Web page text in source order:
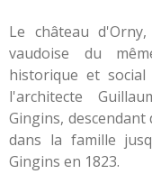
Le château
vaudoise du
historique et
l'architecte
Gingins,
dans la famille
Gingins en 1823.